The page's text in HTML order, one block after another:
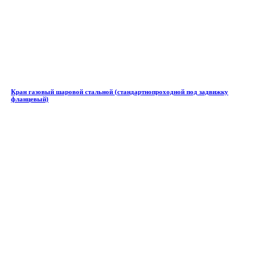
Кран газовый шаровой стальной (стандартнопроходной под задвижку
фланцевый)